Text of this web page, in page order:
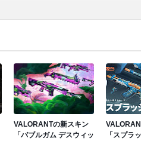
VALORANTの新スキン
「バブルガム デスウィッ
「スプラ